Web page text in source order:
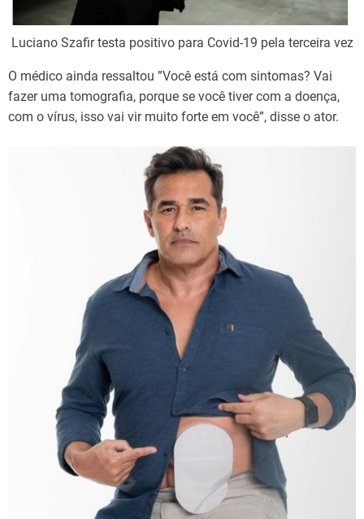
Luciano Szafir testa positivo para Covid-19 pela terceira vez
O médico ainda ressaltou ”Você está com sintomas? Vai
fazer uma tomografia, porque se você tiver com a doença,
com o vírus, isso vai vir muito forte em você”, disse o ator.